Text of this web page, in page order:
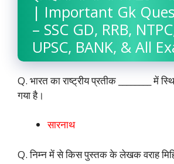
| Important Gk
– SSC GD, RRB,
UPSC, BANK, & All
Q. भारत का राष्ट्रीय प्रतीक ________ में
गया है।
सारनाथ
Q. निम्न में से किस पुस्तक के लेखक वराह